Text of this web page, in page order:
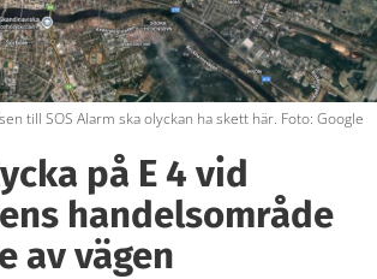
till SOS Alarm ska olyckan ha skett här. Foto: Google
på E 4 vid
handelsområde
av vägen